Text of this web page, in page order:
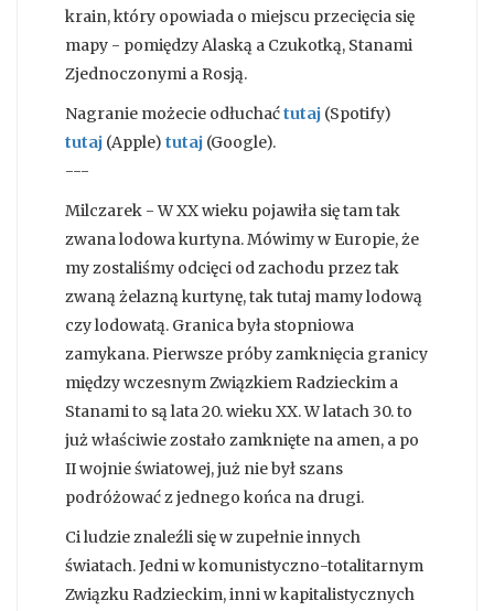
krain, który opowiada o miejscu przecięcia się
mapy - pomiędzy Alaską a Czukotką, Stanami
Zjednoczonymi a Rosją.
Nagranie możecie odłuchaćtutaj (Spotify)
tutaj (Apple) tutaj (Google).
---
Milczarek - W XX wieku pojawiła się tam tak
zwana lodowa kurtyna. Mówimy w Europie, że
my zostaliśmy odcięci od zachodu przez tak
zwaną żelazną kurtynę, tak tutaj mamy lodową
czy lodowatą. Granica była stopniowa
zamykana. Pierwsze próby zamknięcia granicy
między wczesnym Związkiem Radzieckim a
Stanami to są lata 20. wieku XX. W latach 30. to
już właściwie zostało zamknięte na amen, a po
II wojnie światowej, już nie był szans
podróżować z jednego końca na drugi.
Ci ludzie znaleźli się w zupełnie innych
światach. Jedni w komunistyczno-totalitarnym
Związku Radzieckim, inni w kapitalistycznych